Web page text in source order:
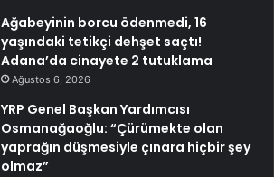
Ağabeyinin borcu ödenmedi, 16
yaşındaki tetikçi dehşet saçtı!
Adana’da cinayete 2 tutuklama
Ağustos 6, 2026
YRP Genel Başkan Yardımcısı
Osmanağaoğlu: “Çürümekte olan
yaprağın düşmesiyle çınara hiçbir şey
olmaz”